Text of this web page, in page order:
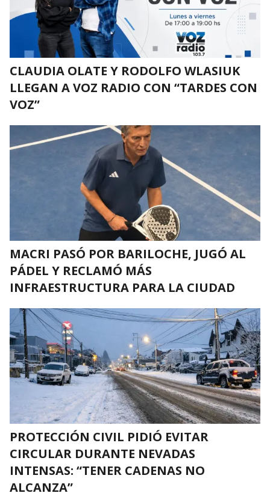
CLAUDIA OLATE Y RODOLFO WLASIUK
LLEGAN A VOZ RADIO CON “TARDES CON
VOZ”
MACRI PASÓ POR BARILOCHE, JUGÓ AL
PÁDEL Y RECLAMÓ MÁS
INFRAESTRUCTURA PARA LA CIUDAD
PROTECCIÓN CIVIL PIDIÓ EVITAR
CIRCULAR DURANTE NEVADAS
INTENSAS: “TENER CADENAS NO
ALCANZA”